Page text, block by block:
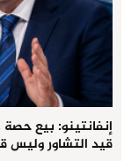
إنفانتينو: بيع
قيد التشاور وليس